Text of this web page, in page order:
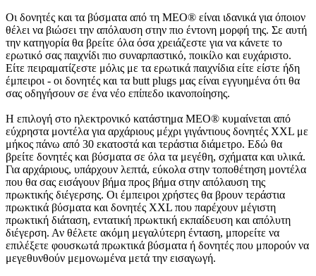
Οι δονητές και τα βύσματα από τη MEO® είναι ιδανικά για όποιον
θέλει να βιώσει την απόλαυση στην πιο έντονη μορφή της. Σε αυτή
την κατηγορία θα βρείτε όλα όσα χρειάζεστε για να κάνετε το
ερωτικό σας παιχνίδι πιο συναρπαστικό, ποικίλο και ευχάριστο.
Είτε πειραματίζεστε μόλις με τα ερωτικά παιχνίδια είτε είστε ήδη
έμπειροι - οι δονητές και τα butt plugs μας είναι εγγυημένα ότι θα
σας οδηγήσουν σε ένα νέο επίπεδο ικανοποίησης.
Η επιλογή στο ηλεκτρονικό κατάστημα MEO® κυμαίνεται από
εύχρηστα μοντέλα για αρχάριους μέχρι γιγάντιους δονητές XXL με
μήκος πάνω από 30 εκατοστά και τεράστια διάμετρο. Εδώ θα
βρείτε δονητές και βύσματα σε όλα τα μεγέθη, σχήματα και υλικά.
Για αρχάριους, υπάρχουν λεπτά, εύκολα στην τοποθέτηση μοντέλα
που θα σας εισάγουν βήμα προς βήμα στην απόλαυση της
πρωκτικής διέγερσης. Οι έμπειροι χρήστες θα βρουν τεράστια
πρωκτικά βύσματα και δονητές XXL που παρέχουν μέγιστη
πρωκτική διάταση, εντατική πρωκτική εκπαίδευση και απόλυτη
διέγερση. Αν θέλετε ακόμη μεγαλύτερη ένταση, μπορείτε να
επιλέξετε φουσκωτά πρωκτικά βύσματα ή δονητές που μπορούν να
μεγεθυνθούν μεμονωμένα μετά την εισαγωγή.